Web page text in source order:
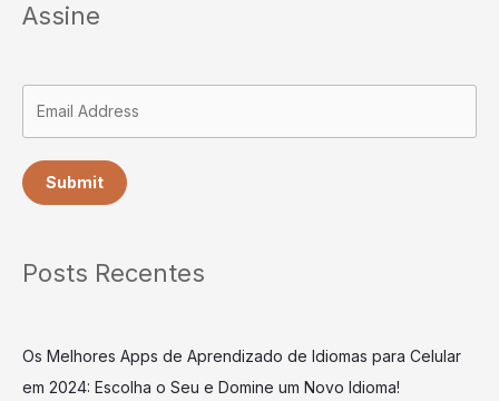
Assine
Submit
Posts Recentes
Os Melhores Apps de Aprendizado de Idiomas para Celular
em 2024: Escolha o Seu e Domine um Novo Idioma!